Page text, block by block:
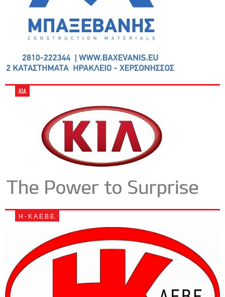
KIA
Η - Κ Α.Ε.Β.Ε.